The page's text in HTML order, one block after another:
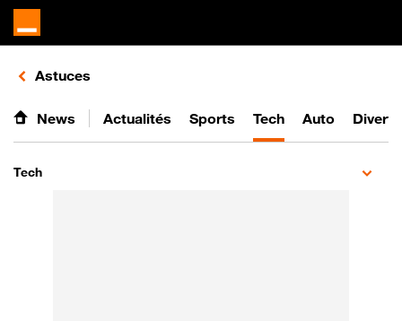
Retours vers le listing d'articles de la catégorie
Astuces
News Actualités Sports Tech Auto
Tech